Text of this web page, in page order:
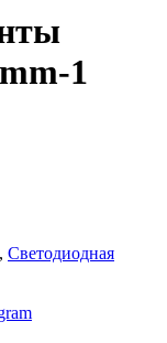
1
, Светодиодная